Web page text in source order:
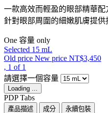
一款高效而輕盈的眼部精華
針對眼部周圍的細嫩肌膚提
One 容量 only
Selected 15 mL
Old price New price NT$3,450
, 1 of 1
請選擇一個容量
Loading ...
PDP Tabs
產品描述 成分 永續包裝